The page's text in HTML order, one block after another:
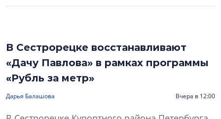
В Сестрорецке восстанавливают
«Дачу Павлова» в рамках программы
«Рубль за метр»
Дарья Балашова Вчера в 12:00